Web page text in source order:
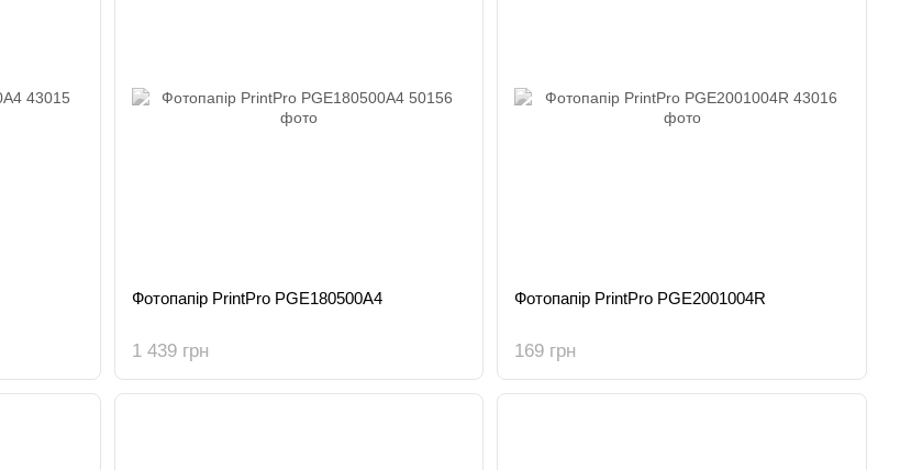
Фотопапір PrintPro PGE180500A4
1 439 грн
Фотопапір PrintPro PGE2001004R
169 грн